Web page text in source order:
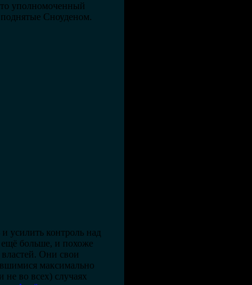
уполномоченный
Сноуденом.
усилить контроль над
ещё больше, и похоже
Они свои
максимально
не во всех) случаях